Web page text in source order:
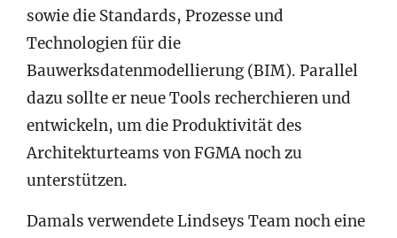
sowie die Standards, Prozesse und
Technologien für die
Bauwerksdatenmodellierung (BIM). Parallel
dazu sollte er neue Tools recherchieren und
entwickeln, um die Produktivität des
Architekturteams von FGMA noch zu
unterstützen.
Damals verwendete Lindseys Team noch eine